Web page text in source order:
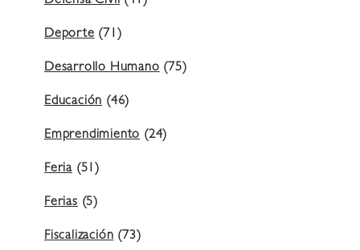
Deporte (71)
Desarrollo Humano (75)
Educación (46)
Emprendimiento (24)
Feria (51)
Ferias (5)
Fiscalización (73)